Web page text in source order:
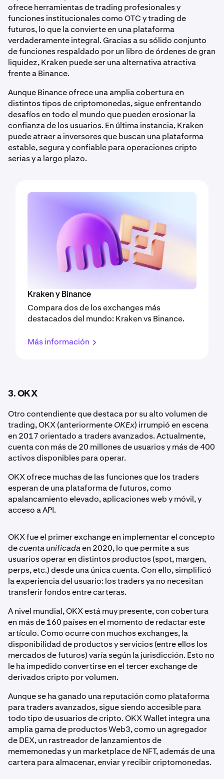
ofrece herramientas de trading profesionales y
funciones institucionales como OTC y trading de
futuros, lo que la convierte en una plataforma
verdaderamente integral. Gracias a su sólido conjunto
de funciones respaldado por un libro de órdenes de gran
liquidez, Kraken puede ser una alternativa atractiva
frente a Binance.
Aunque Binance ofrece una amplia cobertura en
distintos tipos de criptomonedas, sigue enfrentando
desafíos en todo el mundo que pueden erosionar la
confianza de los usuarios. En última instancia, Kraken
puede atraer a inversores que buscan una plataforma
estable, segura y confiable para operaciones cripto
serias y a largo plazo.
Kraken y Binance
Compara dos de los exchanges más
destacados del mundo: Kraken vs Binance.
Más información
3. OKX
Otro contendiente que destaca por su alto volumen de
trading, OKX (anteriormenteOKEx) irrumpió en escena
en 2017 orientado a traders avanzados. Actualmente,
cuenta con más de 20 millones de usuarios y más de 400
activos disponibles para operar.
OKX ofrece muchas de las funciones que los traders
esperan de una plataforma de futuros, como
apalancamiento elevado, aplicaciones web y móvil, y
acceso a API.
OKX fue el primer exchange en implementar el concepto
decuenta unificadaen 2020, lo que permite a sus
usuarios operar en distintos productos (spot, margen,
perps, etc.) desde una única cuenta. Con ello, simplificó
la experiencia del usuario: los traders ya no necesitan
transferir fondos entre carteras.
A nivel mundial, OKX está muy presente, con cobertura
en más de 160 países en el momento de redactar este
artículo. Como ocurre con muchos exchanges, la
disponibilidad de productos y servicios (entre ellos los
mercados de futuros) varía según la jurisdicción. Esto no
le ha impedido convertirse en el tercer exchange de
derivados cripto por volumen.
Aunque se ha ganado una reputación como plataforma
para traders avanzados, sigue siendo accesible para
todo tipo de usuarios de cripto. OKX Wallet integra una
amplia gama de productos Web3, como un agregador
de DEX, un rastreador de lanzamientos de
mememonedas y un marketplace de NFT, además de una
cartera para almacenar, enviar y recibir criptomonedas.